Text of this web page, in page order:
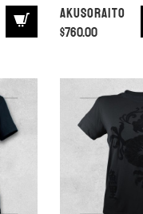
Akusoraito
$760.00